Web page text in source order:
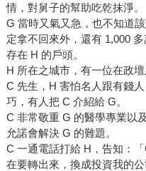
情，對舅子的幫助吃乾抹淨。
G 當時又氣又急，也不知道
定拿不回來外，還有 1,000
存在 H 的戶頭。
H 所在之城市，有一位在政
C 先生，H 害怕名人跟有錢
巧，有人把 C 介紹給 G。
C 非常敬重 G 的醫學專業以
允諾會解決 G 的難題。
C 一通電話打給 H，告知：
在要轉出來，換成投資我的